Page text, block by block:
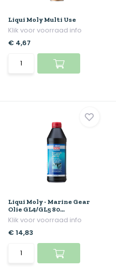
Liqui Moly Multi Use
Klik voor voorraad info
€ 4,67
Liqui Moly - Marine Gear
Olie GL4/GL5 80...
Klik voor voorraad info
€ 14,83